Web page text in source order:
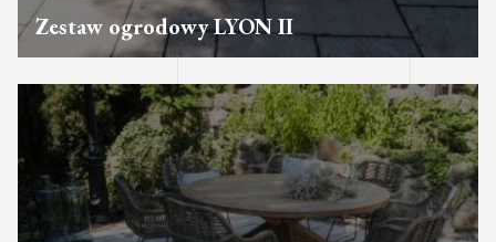
Zestaw ogrodowy LYON II